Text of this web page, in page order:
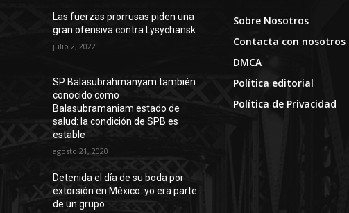
Las fuerzas prorrusas piden una
gran ofensiva contra Lysychansk
julio 2, 2022
SP Balasubrahmanyam también
conocido como
Balasubramaniam estado de
salud: la condición de SPB es
estable
agosto 21, 2020
Detenida el día de su boda por
extorsión en México. yo era parte
de un grupo
Sobre Nosotros
Contacta con nosotros
DMCA
Política editorial
Política de Privacidad